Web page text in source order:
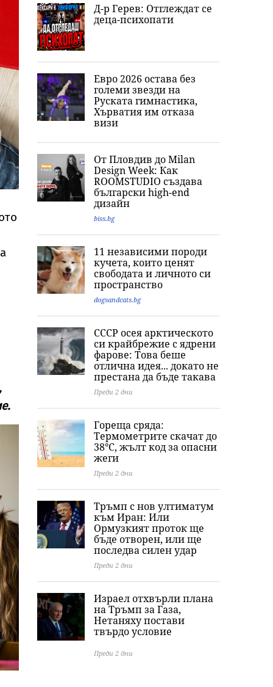
Д-р Герев: Отглеждат се
деца-психопати
Евро 2026 остава без
големи звезди на
Руската гимнастика,
Хърватия им отказа
визи
От Пловдив до Milan
Design Week: Как
ROOMSTUDIO създава
български high-end
дизайн
biss.bg
11 независими породи
кучета, които ценят
свободата и личното си
пространство
dogsandcats.bg
СССР осея арктическото
си крайбрежие с ядрени
фарове: Това беше
отлична идея... докато не
престана да бъде такава
Преди 2 дни
Гореща сряда:
Термометрите скачат до
38°C, жълт код за опасни
жеги
Преди 2 дни
Тръмп с нов ултиматум
към Иран: Или
Ормузкият проток ще
бъде отворен, или ще
последва силен удар
Преди 2 дни
Израел отхвърли плана
на Тръмп за Газа,
Нетаняху постави
твърдо условие
Преди 2 дни